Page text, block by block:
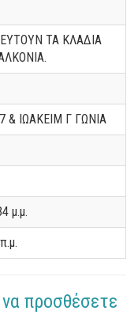
ΤΑ ΚΛΑΔΙΑ
ΙΩΑΚΕΙΜ Γ ΓΩΝΙΑ
μ.μ.
προσθέσετε